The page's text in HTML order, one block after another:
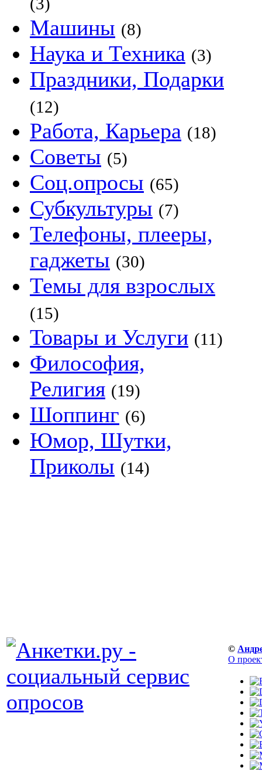
Машины (8)
Наука и Техника (3)
Праздники, Подарки
(12)
Работа, Карьера (18)
Советы (5)
Соц.опросы (65)
Субкультуры (7)
Телефоны, плееры,
гаджеты (30)
Темы для взрослых
(15)
Товары и Услуги (11)
Философия,
Религия (19)
Шоппинг (6)
Юмор, Шутки,
Приколы (14)
©
О